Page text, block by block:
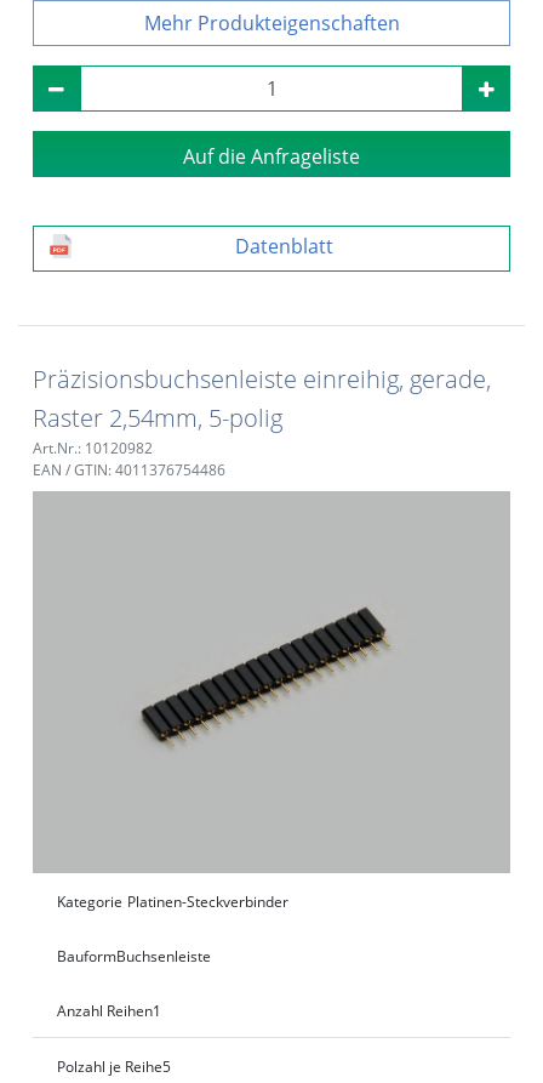
Produkteigenschaften
Auf die Anfrageliste
Datenblatt
Präzisionsbuchsenleiste einreihig, gerade,
Raster 2,54mm, 5-polig
Art.Nr.: 10120982
EAN / GTIN: 4011376754486
Kategorie Platinen-Steckverbinder
BauformBuchsenleiste
Anzahl Reihen1
Polzahl je Reihe5